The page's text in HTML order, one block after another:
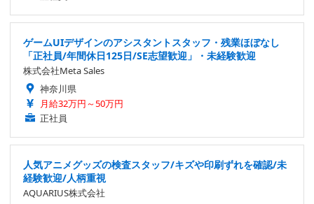
ゲームUIデザインのアシスタントスタッフ・残業ほぼなし
「正社員/年間休日125日/SE志望歓迎」・未経験歓迎
株式会社Meta Sales
神奈川県
月給32万円～50万円
正社員
人気アニメグッズの検査スタッフ/キズや印刷ずれを確認/未
経験歓迎/人柄重視
AQUARIUS株式会社